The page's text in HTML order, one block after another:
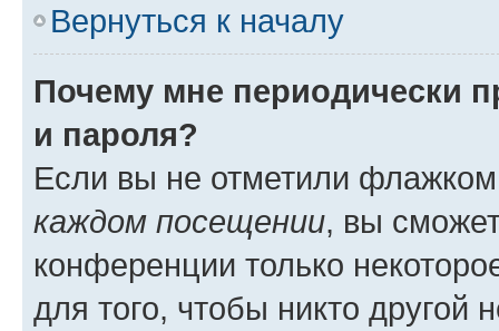
Вернуться к началу
Почему мне периодически
и пароля?
Если вы не отметили
каждом посещении, вы
конференции только
для того, чтобы никто другой